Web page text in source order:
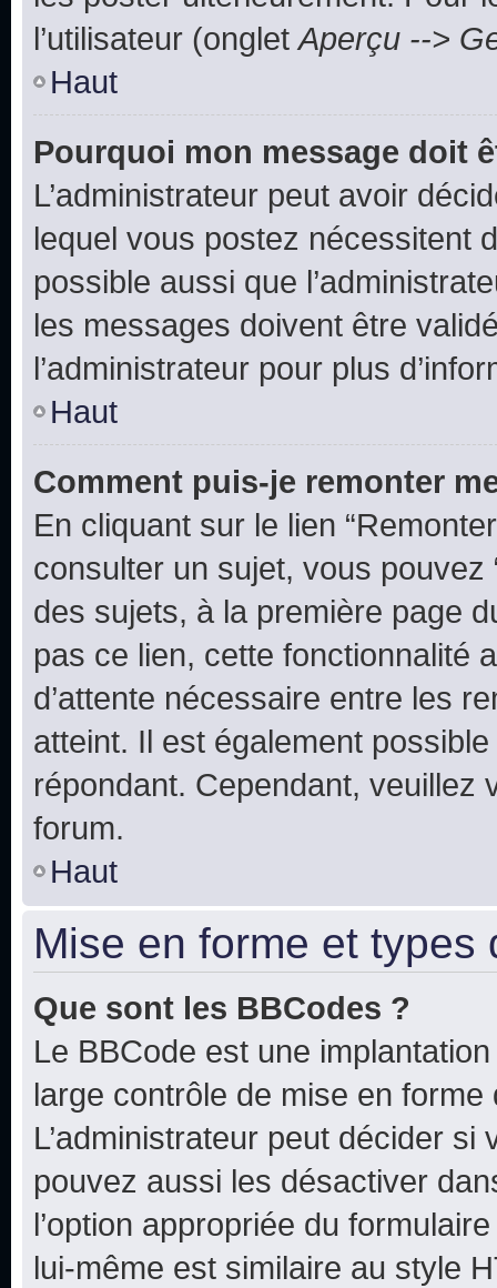
l’utilisateur (ongletAperçu -->
Haut
Pourquoi mon message doit
L’administrateur peut avoir
lequel vous postez nécessitent
possible aussi que
les messages doivent être
l’administrateur pour plus
Haut
Comment puis-je remonter
En cliquant sur le lien
consulter un sujet, vous pouvez
des sujets, à la première page
pas ce lien, cette fonctionnalité
d’attente nécessaire entre les
atteint. Il est également
répondant. Cependant,
forum.
Haut
Mise en forme et types
Que sont les BBCodes ?
Le BBCode est une
large contrôle de mise en forme
L’administrateur peut décider
pouvez aussi les désactiver
l’option appropriée du
lui-même est similaire au style